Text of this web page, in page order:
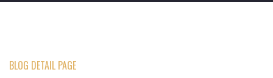
BLOG DETAIL PAGE